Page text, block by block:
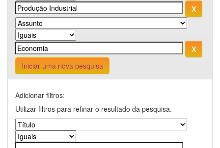
Iniciar uma nova pesquisa
Adicionar filtros:
Utilizar filtros para refinar o resultado da pesquisa.